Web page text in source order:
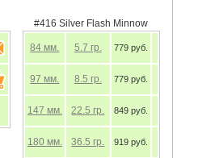
#416 Silver Flash Minnow
84 мм. 5.7 гр. 779 руб.
97 мм. 8.5 гр. 779 руб.
147 мм. 22.5 гр. 849 руб.
180 мм. 36.5 гр. 919 руб.